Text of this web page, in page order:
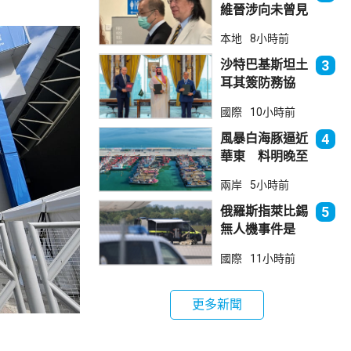
維晉涉向未曾見
委會繼續聆訊
本地 8小時前
沙特巴基斯坦土
耳其簽防務協
林團結
3
國際 10小時前
風暴白海豚逼近
華東 料明晚至
帶
4
兩岸 5小時前
俄羅斯指萊比錫
無人機事件是
5
國際 11小時前
更多新聞